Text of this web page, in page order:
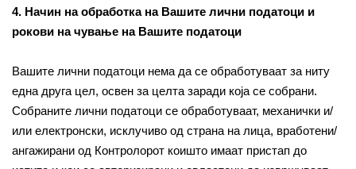
4. Начин на обработка на Вашите лични податоци и
рокови на чување на Вашите податоци
Вашите лични податоци нема да се обработуваат за ниту
една друга цел, освен за целта заради која се собрани.
Собраните лични податоци се обработуваат, механички и/
или електронски, исклучиво од страна на лица, вработени/
ангажирани од Контролорот коишто имаат пристап до